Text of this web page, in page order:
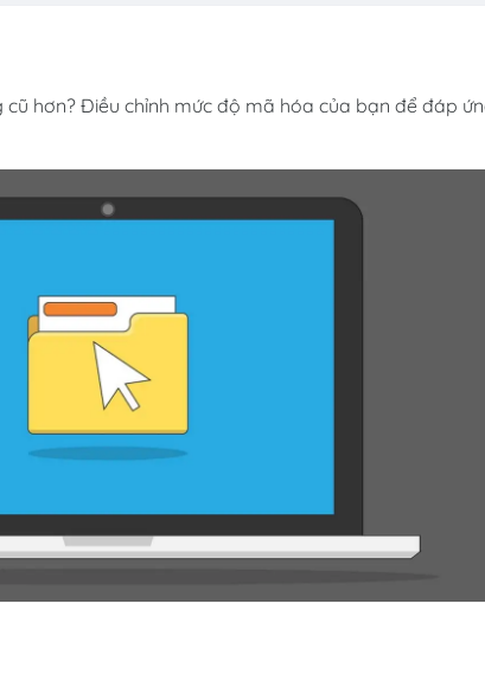
hơn? Điều chỉnh mức độ mã hóa của bạn để đáp